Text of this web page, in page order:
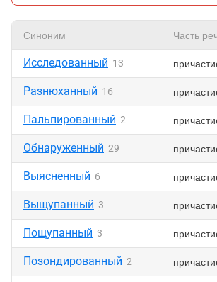
Синоним Часть
Исследованный 13
Разнюханный 16
Пальпированный 2
Обнаруженный 29
Выясненный 6
Выщупанный 3
Пощупанный 3
Позондированный 2